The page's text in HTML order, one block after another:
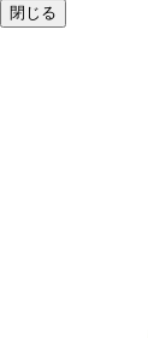
閉じる